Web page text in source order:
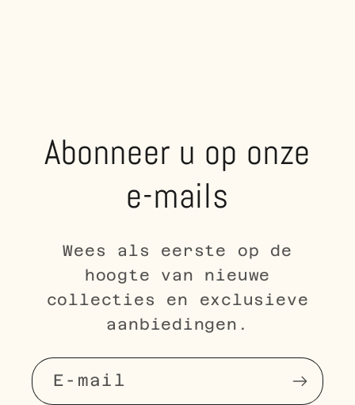
Abonneer u op onze
e-mails
Wees als eerste op de
hoogte van nieuwe
collecties en exclusieve
aanbiedingen.
E‑mail